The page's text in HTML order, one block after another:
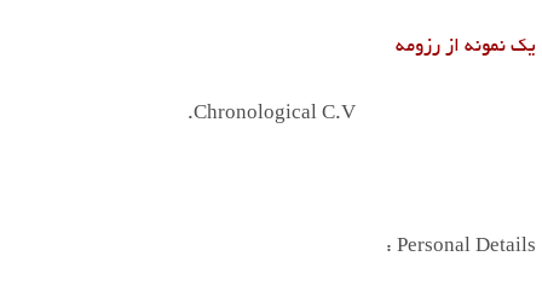
یک نمونه از رزومه
Chronological C.V
.
Personal Details
: